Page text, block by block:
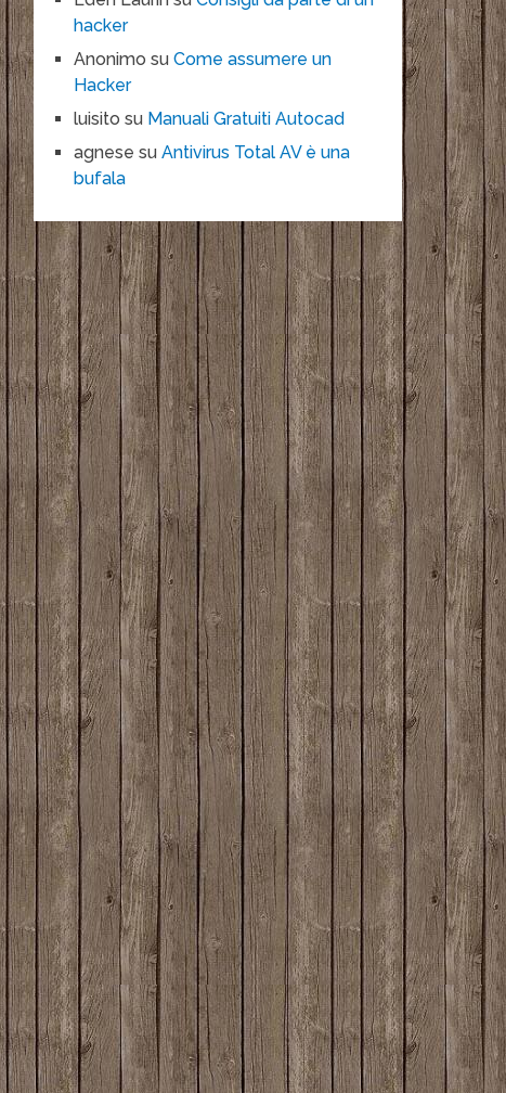
hacker
Anonimo suCome assumere un
Hacker
luisito su Manuali Gratuiti Autocad
agnese suAntivirus Total AV è una
bufala